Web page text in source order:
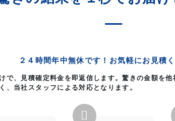
２４時間年中無休です！ お気軽にお見積
で、見積確定料金を即返信します。驚きの金額を他
、当社スタッフによる対応となります。